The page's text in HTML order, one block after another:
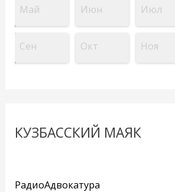
Май Июн Июл
Сен Окт Ноя
КУЗБАССКИЙ МАЯК
РадиоАдвокатура